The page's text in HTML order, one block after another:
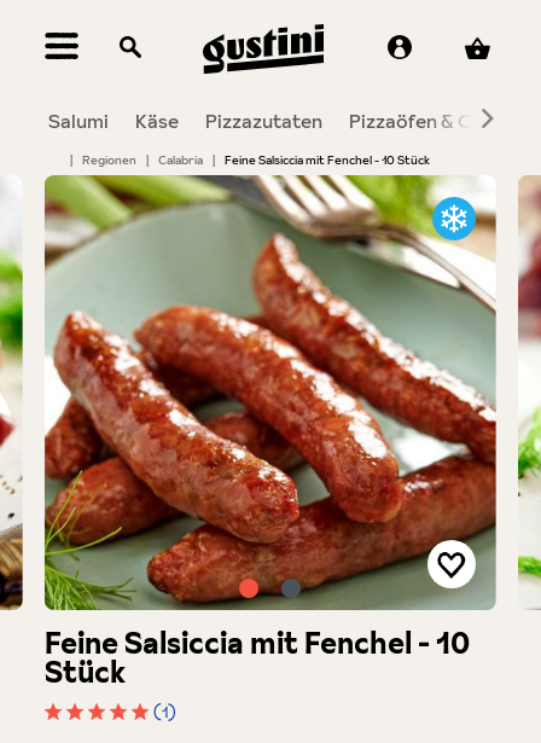
springen
Salumi Käse Pizzazutaten Pizzaöfen & Co.
| Regionen | Calabria | Feine Salsiccia mit Fenchel - 10 Stück
Bildergalerie überspringen
Feine Salsiccia mit Fenchel - 10
Stück
(1)